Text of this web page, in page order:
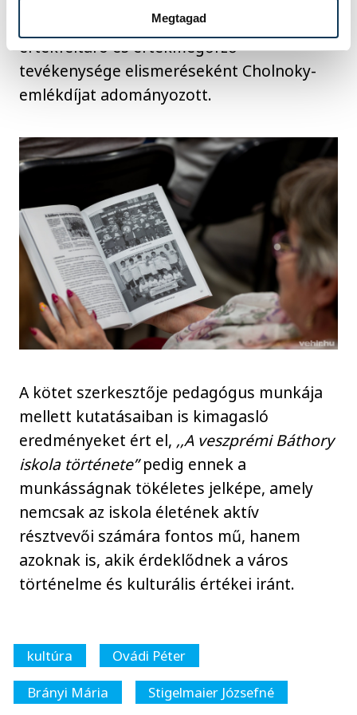
Megtagad
végzett példaértékű munkája, kimagasló
értékfeltáró és értékmegőrző
tevékenysége elismeréseként Cholnoky-
emlékdíjat adományozott.
A kötet szerkesztője pedagógus munkája
mellett kutatásaiban is kimagasló
eredményeket ért el, ,,A veszprémi Báthory
iskola története”pedig ennek a
munkásságnak tökéletes jelképe, amely
nemcsak az iskola életének aktív
résztvevői számára fontos mű, hanem
azoknak is, akik érdeklődnek a város
történelme és kulturális értékei iránt.
kultúra
Ovádi Péter
Brányi Mária
Stigelmaier Józsefné